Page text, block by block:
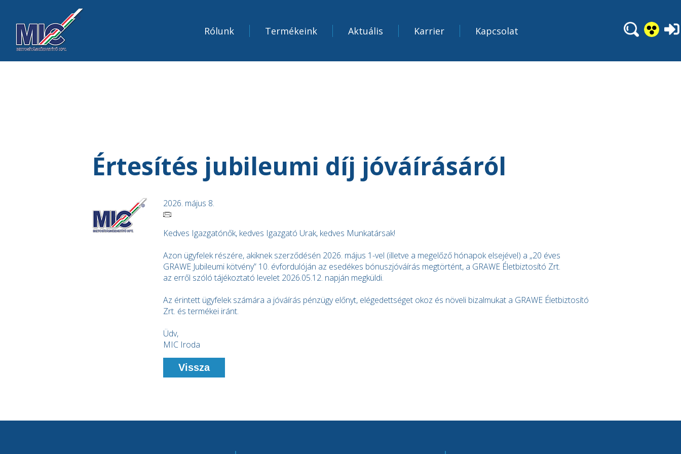
Rólunk Termékeink Aktuális Karrier Kapcsolat
Értesítés jubileumi díj jóváírásáról
2026. május 8.
Kedves Igazgatónők, kedves Igazgató Urak, kedves Munkatársak!
Azon ügyfelek részére, akiknek szerződésén 2026. május 1-vel (illetve a megelőző hónapok elsejével) a „20 éves
GRAWE Jubileumi kötvény” 10. évfordulóján az esedékes bónuszjóváírás megtörtént, a GRAWE Életbiztosító Zrt.
az erről szóló tájékoztató levelet 2026.05.12. napján megküldi.
Az érintett ügyfelek számára a jóváírás pénzügy előnyt, elégedettséget okoz és növeli bizalmukat a GRAWE Életbiztosító
Zrt. és termékei iránt.
Üdv,
MIC Iroda
Vissza